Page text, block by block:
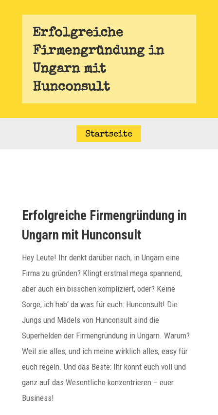
Erfolgreiche
Firmengründung in
Ungarn mit
Hunconsult
Startseite
Erfolgreiche Firmengründung in
Ungarn mit Hunconsult
Hey Leute! Ihr denkt darüber nach, in Ungarn eine
Firma zu gründen? Klingt erstmal mega spannend,
aber auch ein bisschen kompliziert, oder? Keine
Sorge, ich hab‘ da was für euch: Hunconsult! Die
Jungs und Mädels von Hunconsult sind die
Superhelden der Firmengründung in Ungarn. Warum?
Weil sie alles, und ich meine wirklich alles, easy für
euch regeln. Und das Beste: Ihr könnt euch voll und
ganz auf das Wesentliche konzentrieren – euer
Business!